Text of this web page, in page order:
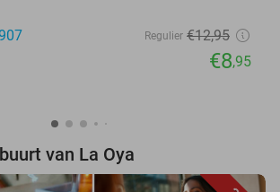
Regulier €12,95
€8,95
van La Oya